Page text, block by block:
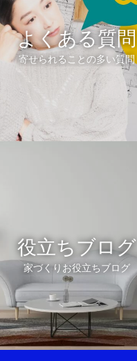
よくある質問
寄せられることの多い質問
役立ちブログ
家づくりお役立ちブログ